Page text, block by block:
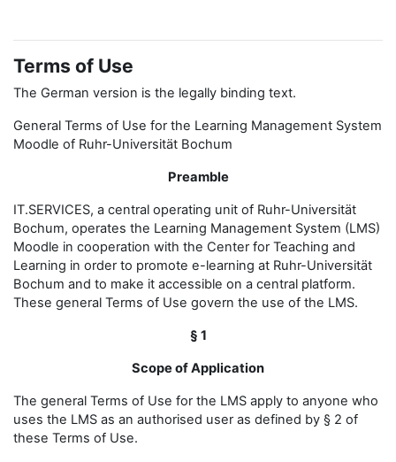
Terms of Use
The German version is the legally binding text.
General Terms of Use for the Learning Management System
Moodle of Ruhr-Universität Bochum
Preamble
IT.SERVICES, a central operating unit of Ruhr-Universität
Bochum, operates the Learning Management System (LMS)
Moodle in cooperation with the Center for Teaching and
Learning in order to promote e-learning at Ruhr-Universität
Bochum and to make it accessible on a central platform.
These general Terms of Use govern the use of the LMS.
§ 1
Scope of Application
The general Terms of Use for the LMS apply to anyone who
uses the LMS as an authorised user as defined by § 2 of
these Terms of Use.